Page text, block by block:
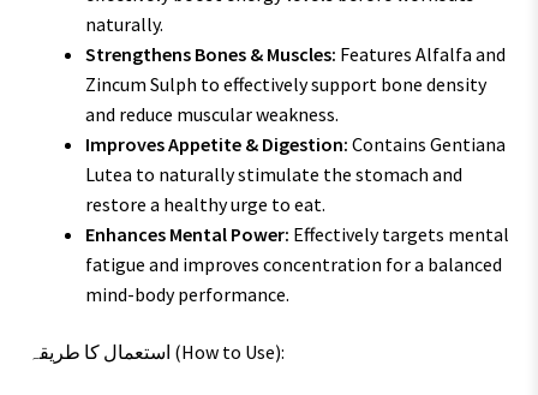
naturally.
Strengthens Bones & Muscles: Features Alfalfa and
Zincum Sulph to effectively support bone density
and reduce muscular weakness.
Improves Appetite & Digestion: Contains Gentiana
Lutea to naturally stimulate the stomach and
restore a healthy urge to eat.
Enhances Mental Power: Effectively targets mental
fatigue and improves concentration for a balanced
mind-body performance.
استعمال کا طریقہ (How to Use):